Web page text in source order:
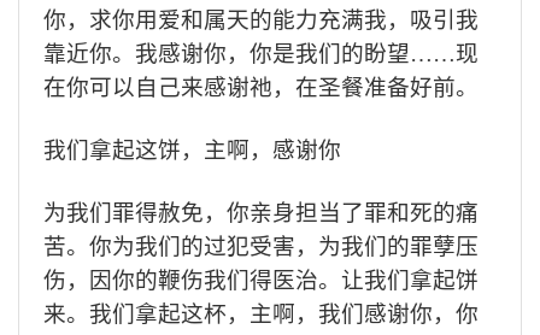
你，求你用爱和属天的能力充满我，吸引我
靠近你。我感谢你，你是我们的盼望……现
在你可以自己来感谢祂，在圣餐准备好前。
我们拿起这饼，主啊，感谢你
为我们罪得赦免，你亲身担当了罪和死的痛
苦。你为我们的过犯受害，为我们的罪孽压
伤，因你的鞭伤我们得医治。让我们拿起饼
来。我们拿起这杯，主啊，我们感谢你，你